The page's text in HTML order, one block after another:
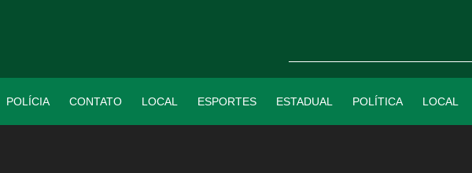
POLÍCIA CONTATO LOCAL ESPORTES ESTADUAL POLÍTICA LOCAL